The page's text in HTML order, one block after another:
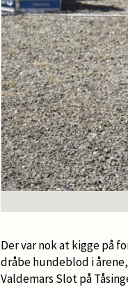
Der var nok at kigge på
dråbe hundeblod i
Valdemars Slot på